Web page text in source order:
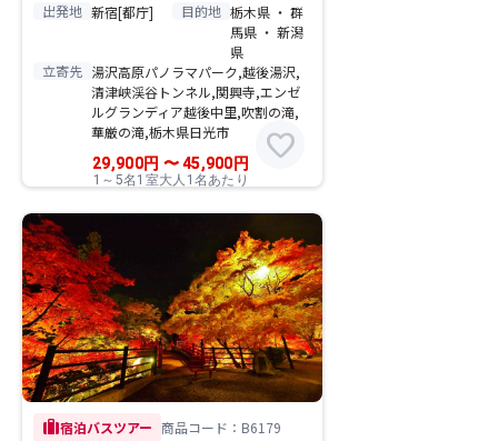
出発地 新宿[都庁] 目的地 栃木県 ・ 群
馬県 ・ 新潟
県
立寄先 湯沢高原パノラマパーク,越後湯沢,
清津峡渓谷トンネル,関興寺,エンゼ
ルグランディア越後中里,吹割の滝,
華厳の滝,栃木県日光市
29,900円 〜45,900 円
1～5名1室大人1名あたり
favorite
trip宿泊バスツアー 商品コード：B6179